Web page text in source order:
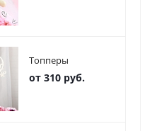
Топперы
от 310 руб.